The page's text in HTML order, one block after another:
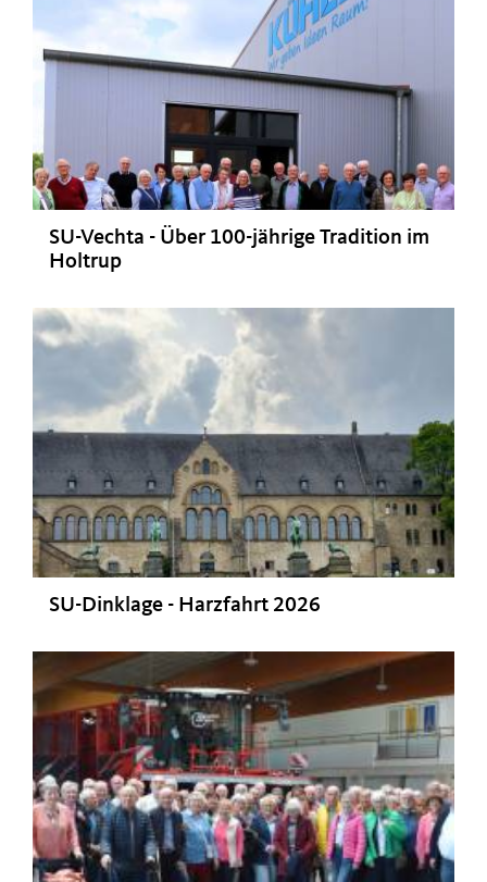
SU-Vechta - Über 100-jährige Tradition im
Holtrup
SU-Dinklage - Harzfahrt 2026